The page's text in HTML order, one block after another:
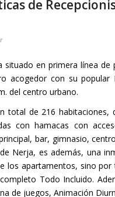
de
situado en primera línea
acogedor con su
del centro urbano.
total de 216 habitaciones,
con hamacas con
bar, gimnasio,
Nerja, es además, una
los apartamentos, sino
Todo Incluido.
de juegos, Animación